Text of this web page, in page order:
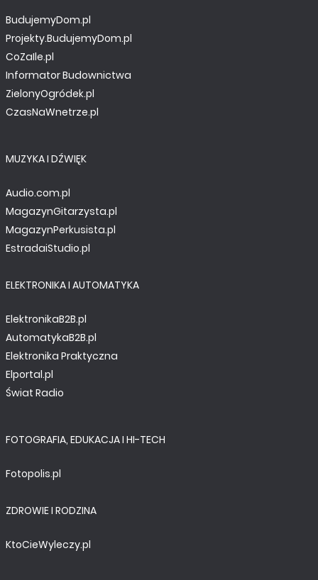
BudujemyDom.pl
Projekty.BudujemyDom.pl
CoZaIle.pl
Informator Budownictwa
ZielonyOgródek.pl
CzasNaWnetrze.pl
MUZYKA I DŹWIĘK
Audio.com.pl
MagazynGitarzysta.pl
MagazynPerkusista.pl
EstradaiStudio.pl
ELEKTRONIKA I AUTOMATYKA
ElektronikaB2B.pl
AutomatykaB2B.pl
Elektronika Praktyczna
Elportal.pl
Świat Radio
FOTOGRAFIA, EDUKACJA I HI-TECH
Fotopolis.pl
ZDROWIE I RODZINA
KtoCieWyleczy.pl